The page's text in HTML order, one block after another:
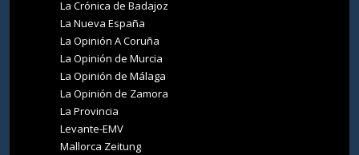
La Crónica de Badajoz
La Nueva España
La Opinión A Coruña
La Opinión de Murcia
La Opinión de Málaga
La Opinión de Zamora
La Provincia
Levante-EMV
Mallorca Zeitung